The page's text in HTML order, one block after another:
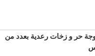
حر و زخات رعدية بعدد من